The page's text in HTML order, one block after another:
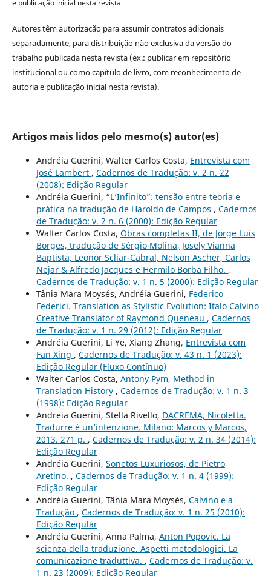
e publicação inicial nesta revista.
Autores têm autorização para assumir contratos adicionais
separadamente, para distribuição não exclusiva da versão do
trabalho publicada nesta revista (ex.: publicar em repositório
institucional ou como capítulo de livro, com reconhecimento de
autoria e publicação inicial nesta revista).
Artigos mais lidos pelo mesmo(s) autor(es)
Andréia Guerini, Walter Carlos Costa, Entrevista com
José Lambert , Cadernos de Tradução: v. 2 n. 22
(2008): Edição Regular
Andréia Guerini, “L’Infinito”: tensão entre teoria e
prática na tradução de Haroldo de Campos , Cadernos
de Tradução: v. 2 n. 6 (2000): Edição Regular
Walter Carlos Costa, Obras completas II, de Jorge Luis
Borges, tradução de Sérgio Molina, Josely Vianna
Baptista, Leonor Scliar-Cabral, Nelson Ascher, Carlos
Nejar & Alfredo Jacques e Hermilo Borba Filho. ,
Cadernos de Tradução: v. 1 n. 5 (2000): Edição Regular
Tânia Mara Moysés, Andréia Guerini, Federico
Federici. Translation as Stylistic Evolution: Italo Calvino
Creative Translator of Raymond Queneau , Cadernos
de Tradução: v. 1 n. 29 (2012): Edição Regular
Andréia Guerini, Li Ye, Xiang Zhang, Entrevista com
Fan Xing , Cadernos de Tradução: v. 43 n. 1 (2023):
Edição Regular (Fluxo Contínuo)
Walter Carlos Costa, Antony Pym, Method in
Translation History , Cadernos de Tradução: v. 1 n. 3
(1998): Edição Regular
Andreia Guerini, Stella Rivello, DACREMA, Nicoletta.
Tradurre è un’intenzione. Milano: Marcos y Marcos,
2013. 271 p. , Cadernos de Tradução: v. 2 n. 34 (2014):
Edição Regular
Andréia Guerini, Sonetos Luxuriosos, de Pietro
Aretino. , Cadernos de Tradução: v. 1 n. 4 (1999):
Edição Regular
Andréia Guerini, Tânia Mara Moysés, Calvino e a
Tradução , Cadernos de Tradução: v. 1 n. 25 (2010):
Edição Regular
Andréia Guerini, Anna Palma, Anton Popovic. La
scienza della traduzione. Aspetti metodologici. La
comunicazione traduttiva. , Cadernos de Tradução: v.
1 n. 23 (2009): Edição Regular